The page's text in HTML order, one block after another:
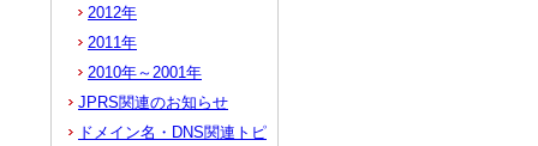
2012年
2011年
2010年～2001年
JPRS関連のお知らせ
ドメイン名・DNS関連トピ